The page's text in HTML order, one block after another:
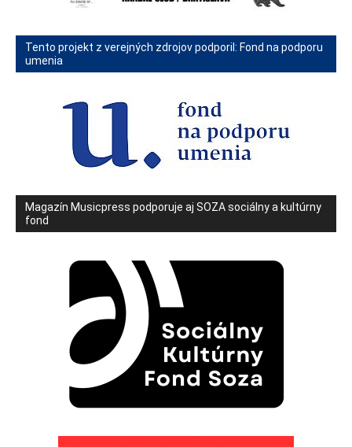
Tento projekt z verejných zdrojov podporil: Fond na podporu
umenia
Magazín Musicpress podporuje aj SOZA sociálny a kultúrny
fond